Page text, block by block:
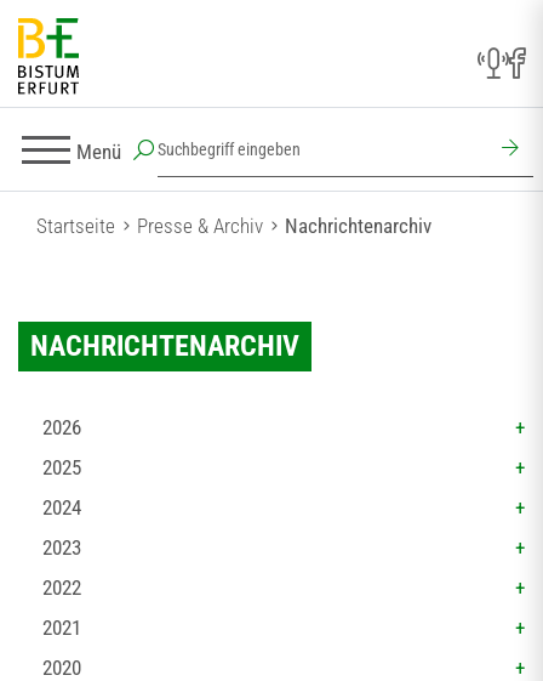
Menü
Startseite Presse & Archiv Nachrichtenarchiv
NACHRICHTENARCHIV
2026
2025
2024
2023
2022
2021
2020